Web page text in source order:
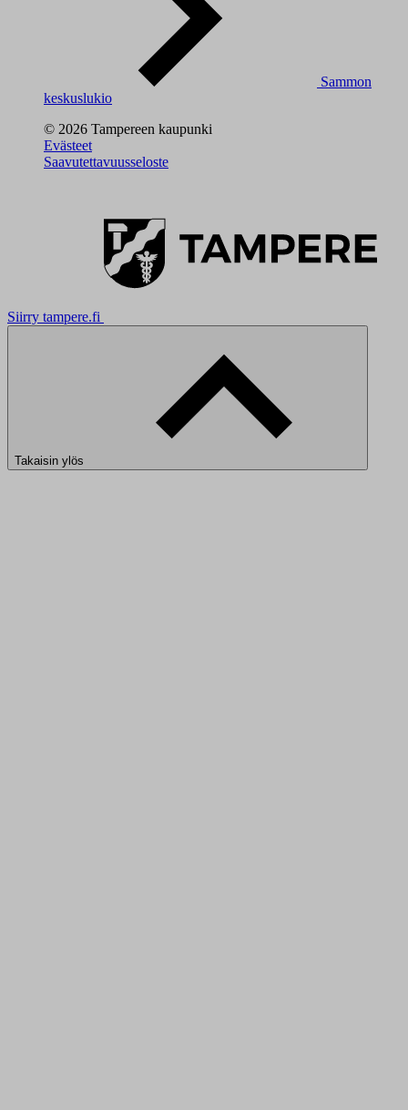
Sammon
keskuslukio
© 2026 Tampereen kaupunki
Evästeet
Saavutettavuusseloste
Siirry tampere.fi
Takaisin ylös